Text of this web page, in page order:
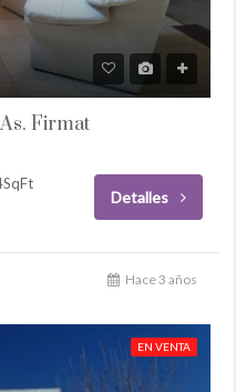
Firmat
Detalles
Hace 3 años
EN VENTA